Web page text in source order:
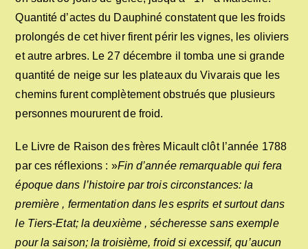
Quantité d’actes du Dauphiné constatent que les froids
prolongés de cet hiver firent périr les vignes, les oliviers
et autre arbres. Le 27 décembre il tomba une si grande
quantité de neige sur les plateaux du Vivarais que les
chemins furent complètement obstrués que plusieurs
personnes moururent de froid.
Le Livre de Raison des frères Micault clôt l’année 1788
par ces réflexions : »Fin d’année remarquable qui fera
époque dans l’histoire par trois circonstances: la
première , fermentation dans les esprits et surtout dans
le Tiers-Etat; la deuxième , sécheresse sans exemple
pour la saison; la troisième, froid si excessif, qu’aucun